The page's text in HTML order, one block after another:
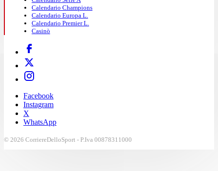
Calendario Champions
Calendario Europa L.
Calendario Premier L.
Casinò
Facebook
Instagram
X
WhatsApp
© 2026 CorriereDelloSport - P.Iva 00878311000